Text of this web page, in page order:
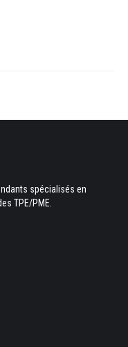
spécialisés en
TPE/PME.